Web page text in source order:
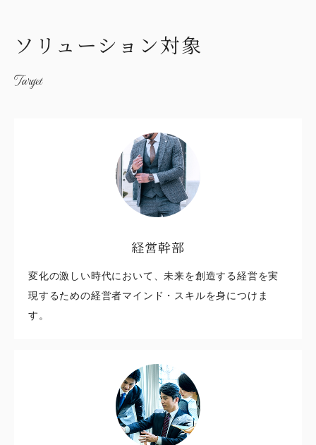
ソリューション対象
Target
経営幹部
変化の激しい時代において、未来を創造する経営を実
現するための経営者マインド・スキルを身につけま
す。